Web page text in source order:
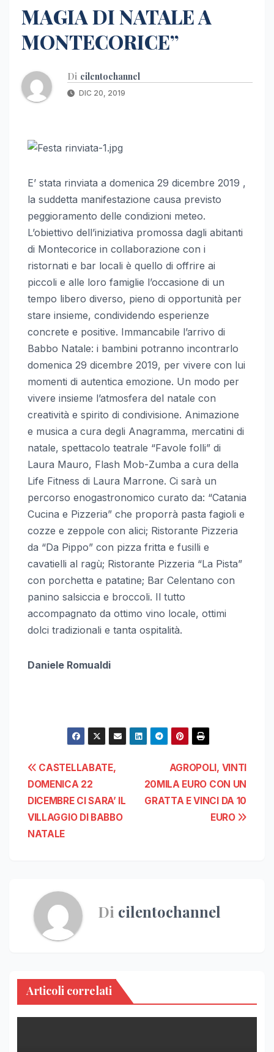
MAGIA DI NATALE A
MONTECORICE”
Di cilentochannel
DIC 20, 2019
E’ stata rinviata a domenica 29 dicembre 2019 ,
la suddetta manifestazione causa previsto
peggioramento delle condizioni meteo.
L’obiettivo dell’iniziativa promossa dagli abitanti
di Montecorice in collaborazione con i
ristornati e bar locali è quello di offrire ai
piccoli e alle loro famiglie l’occasione di un
tempo libero diverso, pieno di opportunità per
stare insieme, condividendo esperienze
concrete e positive. Immancabile l’arrivo di
Babbo Natale: i bambini potranno incontrarlo
domenica 29 dicembre 2019, per vivere con lui
momenti di autentica emozione. Un modo per
vivere insieme l’atmosfera del natale con
creatività e spirito di condivisione. Animazione
e musica a cura degli Anagramma, mercatini di
natale, spettacolo teatrale “Favole folli” di
Laura Mauro, Flash Mob-Zumba a cura della
Life Fitness di Laura Marrone. Ci sarà un
percorso enogastronomico curato da: “Catania
Cucina e Pizzeria” che proporrà pasta fagioli e
cozze e zeppole con alici; Ristorante Pizzeria
da “Da Pippo” con pizza fritta e fusilli e
cavatielli al ragù; Ristorante Pizzeria “La Pista”
con porchetta e patatine; Bar Celentano con
panino salsiccia e broccoli. Il tutto
accompagnato da ottimo vino locale, ottimi
dolci tradizionali e tanta ospitalità.
Daniele Romualdi
Navigazione
articoli
AGROPOLI, VINTI
20MILA EURO CON UN
GRATTA E VINCI DA 10
EURO
CASTELLABATE,
DOMENICA 22
DICEMBRE CI SARA’ IL
VILLAGGIO DI BABBO
NATALE
Di cilentochannel
Articoli correlati